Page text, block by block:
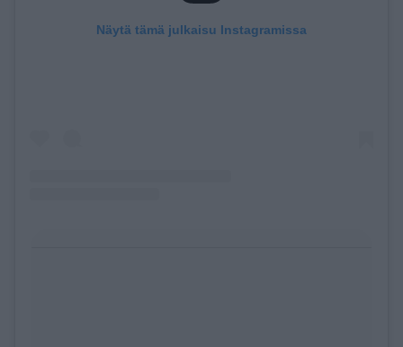
Näytä tämä julkaisu Instagramissa